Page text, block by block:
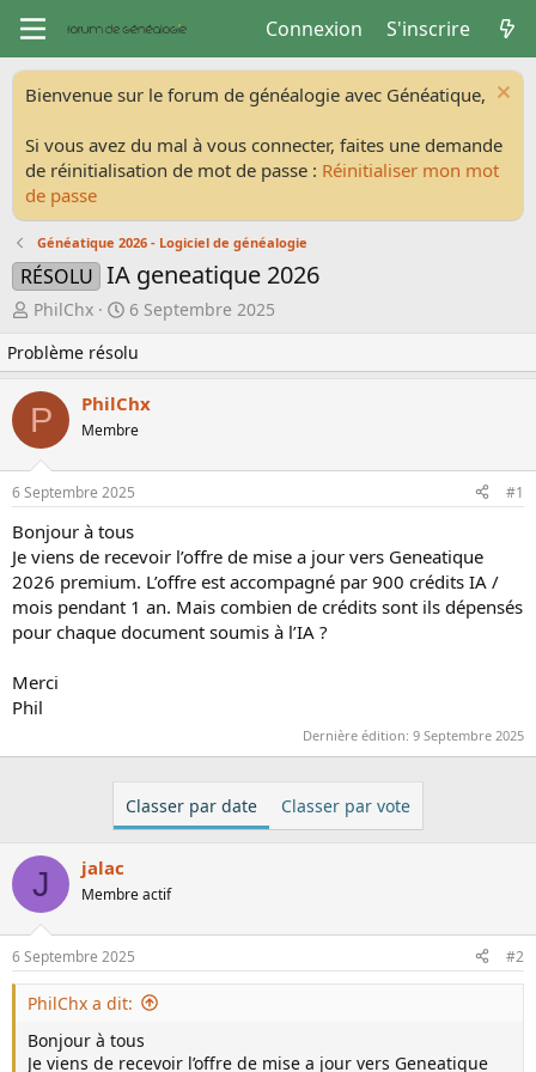
Connexion S'inscrire
Bienvenue sur le forum de généalogie avec Généatique,
Si vous avez du mal à vous connecter, faites une demande
de réinitialisation de mot de passe : Réinitialiser mon mot
de passe
Généatique 2026 - Logiciel de généalogie
RÉSOLU IA geneatique 2026
A
t
e
u
r
d
e
l
a
d
i
s
c
u
i
o
PhilChx
D
t
e
d
e
é
b
u
t
6 Septembre 2025
Problème résolu
P PhilChx
Membre
6 Septembre 2025 #1
Bonjour à tous
Je viens de recevoir l’offre de mise a jour vers Geneatique
2026 premium. L’offre est accompagné par 900 crédits IA /
mois pendant 1 an. Mais combien de crédits sont ils dépensés
pour chaque document soumis à l’IA ?
Merci
Phil
Dernière édition: 9 Septembre 2025
Classer par date Classer par vote
J jalac
Membre actif
6 Septembre 2025 #2
PhilChx a dit:
Bonjour à tous
Je viens de recevoir l’offre de mise a jour vers Geneatique